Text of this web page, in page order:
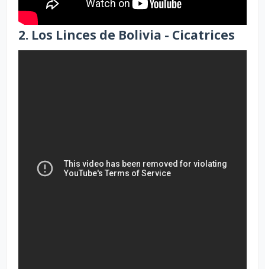
2. Los Linces de Bolivia - Cicatrices